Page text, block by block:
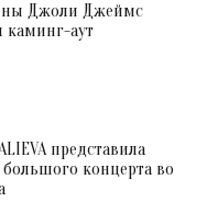
Джоли Джеймс
каминг-аут
представила
концерта во